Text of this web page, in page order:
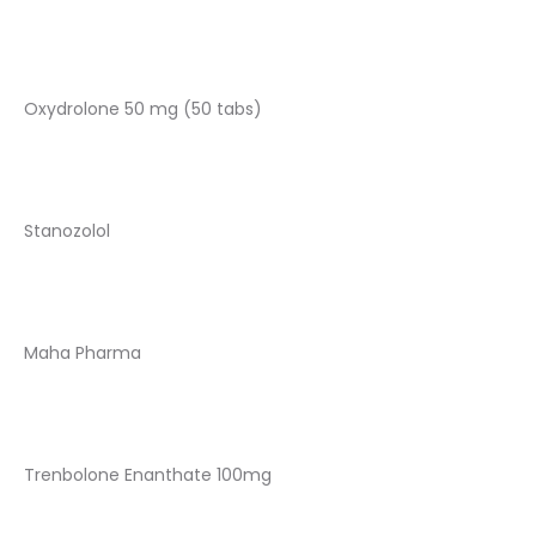
Oxydrolone 50 mg (50 tabs)
Stanozolol
Maha Pharma
Trenbolone Enanthate 100mg